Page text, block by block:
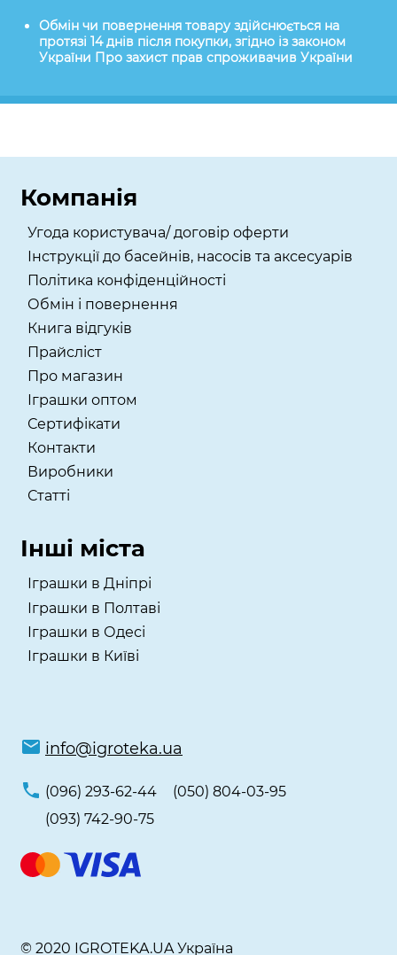
Обмін чи повернення товару здійснюється на
протязі 14 днів після покупки, згідно із законом
України Про захист прав спроживачив України
Компанія
Угода користувача/ договір оферти
Інструкції до басейнів, насосів та аксесуарів
Політика конфіденційності
Обмін і повернення
Книга відгуків
Прайсліст
Про магазин
Іграшки оптом
Сертифікати
Контакти
Виробники
Статті
Інші міста
Іграшки в Дніпрі
Іграшки в Полтаві
Іграшки в Одесі
Іграшки в Київі
info@igroteka.ua
(096) 293-62-44
(050) 804-03-95
(093) 742-90-75
© 2020 IGROTEKA.UA Україна